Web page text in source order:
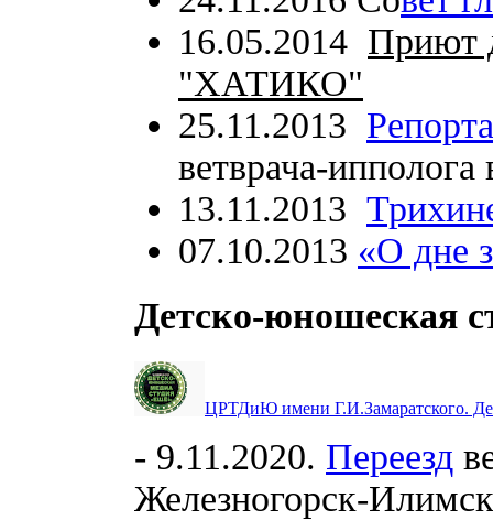
16.05.2014 Приют
"ХАТИКО"
25.11.2013
ветврача-
13.11.2013
07.10.2013 «О дне
Детско-юношеская
ЦРТДиЮ имени Г.И.Замаратского.
- 9.11.2020. Переезд
Железногорск-